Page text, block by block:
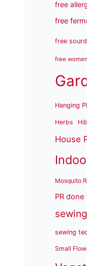
free
free
free
free
Hanging
Herbs
House
Mosquito
PR done
sewing
Small